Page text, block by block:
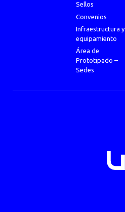
Sellos
Convenios
Infraestructura y
equipamiento
Área de
Prototipado –
Sedes